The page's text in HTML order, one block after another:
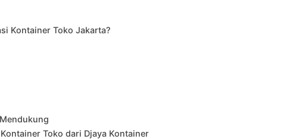
Kontainer Toko Jakarta?
Toko dari Djaya Kontainer